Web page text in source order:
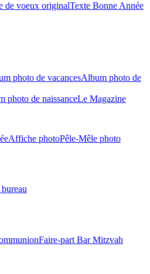
de voeux originalTexte Bonne Année
photo de vacancesAlbum photo de
photo de naissanceLe Magazine
Affiche photoPêle-Mêle photo
Faire-part Bar Mitzvah